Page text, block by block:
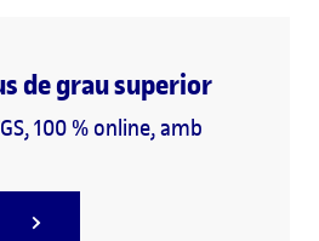
de grau superior
100 % online, amb